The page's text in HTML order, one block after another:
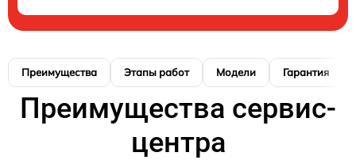
Преимущества Этапы работ Модели Гарантия
Преимущества сервис-
центра